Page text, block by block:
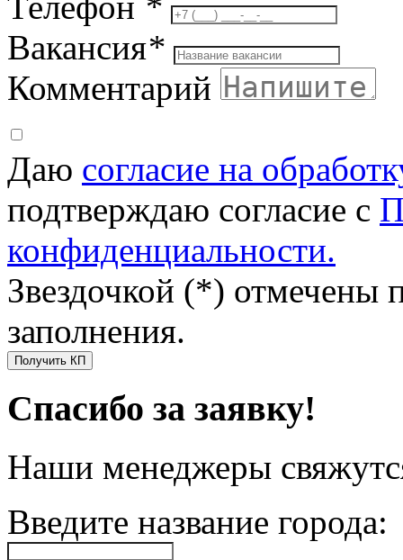
Вакансия*
Комментарий
Даю согласие на
подтверждаю согласие с
конфиденциальности.
Звездочкой (*) отмечены
заполнения.
Получить КП
Спасибо за заявку!
Наши менеджеры
Введите название города: